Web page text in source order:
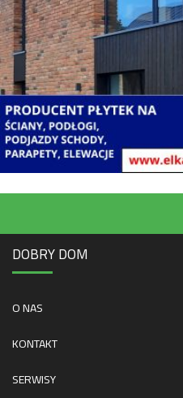
DOBRY DOM
O NAS
KONTAKT
SERWISY